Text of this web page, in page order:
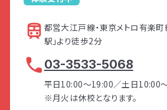
都営大江戸線・東京メトロ有楽町
駅」より徒歩2分
03-3533-5068
平日10:00～19:00／土日10:00
※月火は休校となります。
自分の身体の動きに対す
刺激に対する感じ方の弱さ
身体をコントロールする
視覚／聴覚の過敏性
After
お子さまのできている部
コツが分かり、褒める機会
After
お子さまに合った環境
り、自分でできることが増え
「自分で動く」力が身につ
ライラも減り、お互いの笑
After
「自分で考えて行動できる
ための対応の仕方が分か
ったお子さまも少しずつ
変化が見られた！
しばらく進むと、道路向
いに「CITTAビル」があ
ります。
回ると